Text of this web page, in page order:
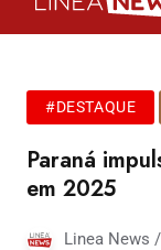
#DESTAQUE
Paraná
em 2025
Linea News /